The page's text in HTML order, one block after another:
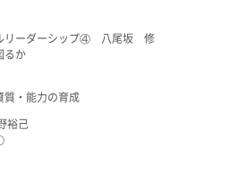
リーダーシップ④ 八尾坂 修
るか
質・能力の育成
裕己